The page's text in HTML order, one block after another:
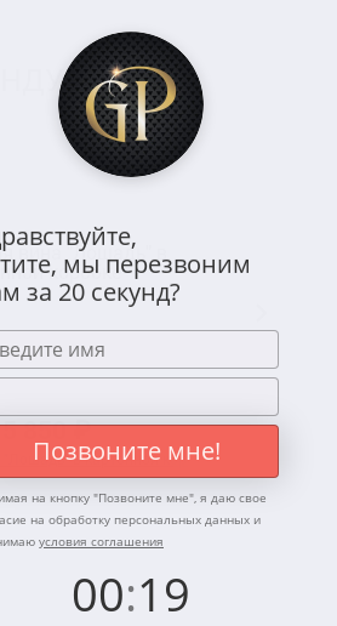
коробке
5 850 ₽
в картонной коробке
мы перезвоним
за 20 секунд?
Позвоните мне!
на кнопку "Позвоните мне", я даю свое
на обработку персональных данных и
условия соглашения
00:19